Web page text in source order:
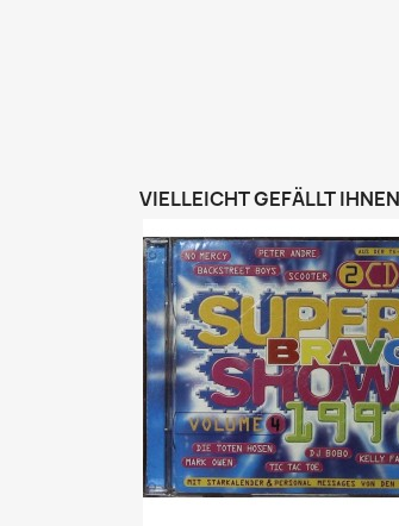
VIELLEICHT GEFÄLLT